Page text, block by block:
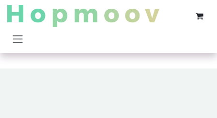
Se rendre au contenu